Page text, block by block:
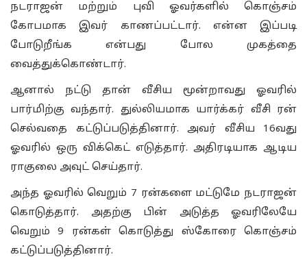
நடராஜன் மற்றும் புவி ஓவர்களில் கொஞ்சம்
கோபமாக இவர் காணப்பட்டார். என்ன இப்படி
போடுறீங்க என்பது போல முகத்தை
வைத்துக்கொண்டார்.
ஆனால் நட்டு தான் வீசிய மூன்றாவது ஓவரில்
பார்மிற்கு வந்தார். துல்லியமாக யார்க்கர் வீசி ரன்
செல்வதை கட்டுப்படுத்தினார். அவர் வீசிய 16வது
ஓவரில் ஒரு விக்கெட் எடுத்தார். அதிரடியாக ஆடிய
ராகுலை அவுட் செய்தார்.
அந்த ஓவரில் வெறும் 7 ரன்களை மட்டுமே நடராஜன்
கொடுத்தார். அதற்கு பின் அடுத்த ஓவரிலேயே
வெறும் 9 ரன்கள் கொடுத்து ஸ்கோரை கொஞ்சம்
கட்டுப்படுத்தினார்.